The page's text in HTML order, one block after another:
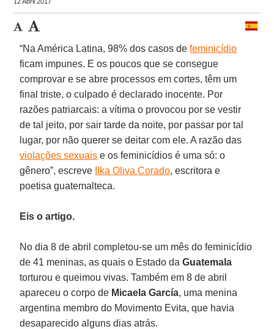
“Na América Latina, 98% dos casos defeminicídio
ficam impunes. E os poucos que se consegue
comprovar e se abre processos em cortes, têm um
final triste, o culpado é declarado inocente. Por
razões patriarcais: a vítima o provocou por se vestir
de tal jeito, por sair tarde da noite, por passar por tal
lugar, por não querer se deitar com ele. A razão das
violações sexuais e os feminicídios é uma só: o
gênero”, escreve
Ilka Oliva Corado, escritora e
poetisa guatemalteca.
Eis o artigo.
No dia 8 de abril completou-se um mês do feminicídio
de 41 meninas, as quais o Estado daGuatemala
torturou e queimou vivas. Também em 8 de abril
apareceu o corpo de Micaela García, uma menina
argentina membro do Movimento Evita, que havia
desaparecido alguns dias atrás.